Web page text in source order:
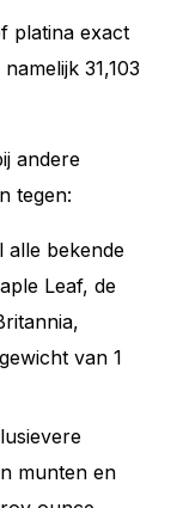
platina exact
31,103
andere
tegen:
alle bekende
Leaf, de
van 1
munten en